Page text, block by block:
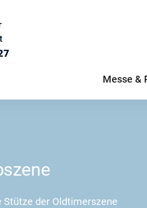
Messe &
Stütze der Oldtimerszene